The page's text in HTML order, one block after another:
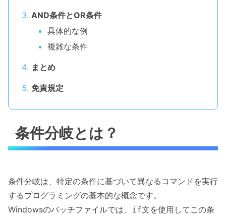
AND条件とOR条件
具体的な例
複雑な条件
まとめ
免責規定
条件分岐とは？
条件分岐は、特定の条件に基づいて異なるコマンドを実行
するプログラミングの基本的な概念です。
Windowsのバッチファイルでは、
if文を使用してこの条